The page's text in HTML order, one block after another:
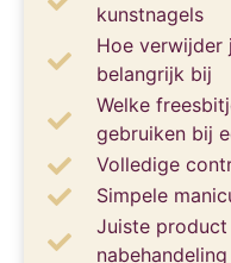
kunstnagels
Hoe verwijder
belangrijk bij
Welke
gebruiken bij
Volledige
Simpele
Juiste
nabehandeling